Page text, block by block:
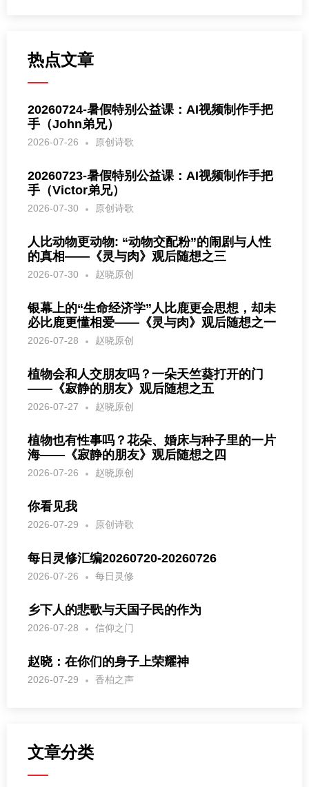
热点文章
20260724-暑假特别公益课：AI视频制作手把
手（John弟兄）
2026-07-26 原创诗歌
20260723-暑假特别公益课：AI视频制作手把
手（Victor弟兄）
2026-07-30 原创诗歌
人比动物更动物: “动物交配粉”的闹剧与人性
的真相——《灵与肉》观后随想之三
2026-07-30 赵晓原创
银幕上的“生命经济学”人比鹿更会思想，却未
必比鹿更懂相爱——《灵与肉》观后随想之一
2026-07-28 赵晓原创
植物会和人交朋友吗？一朵天竺葵打开的门
——《寂静的朋友》观后随想之五
2026-07-27 赵晓原创
植物也有性事吗？花朵、婚床与种子里的一片
海——《寂静的朋友》观后随想之四
2026-07-26 赵晓原创
你看见我
2026-07-29 原创诗歌
每日灵修汇编20260720-20260726
2026-07-26 每日灵修
乡下人的悲歌与天国子民的作为
2026-07-28 信仰之门
赵晓：在你们的身子上荣耀神
2026-07-29 香柏之声
文章分类